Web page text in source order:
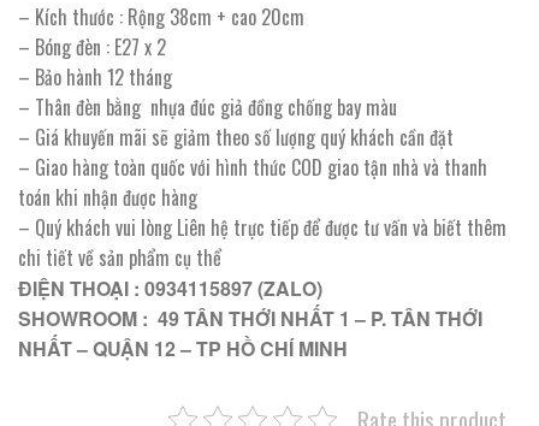
– Kích thước : Rộng 38cm + cao 20cm
– Bóng đèn : E27 x 2
– Bảo hành 12 tháng
– Thân đèn bằng nhựa đúc giả đồng chống bay màu
– Giá khuyến mãi sẽ giảm theo số lượng quý khách cần đặt
– Giao hàng toàn quốc với hình thức COD giao tận nhà và thanh
toán khi nhận được hàng
– Quý khách vui lòng Liên hệ trực tiếp để được tư vấn và biết thêm
chi tiết về sản phẩm cụ thể
ĐIỆN THOẠI : 0934115897 (ZALO)
SHOWROOM : 49 TÂN THỚI NHẤT 1 – P. TÂN THỚI
NHẤT – QUẬN 12 – TP HỒ CHÍ MINH
Rate this product